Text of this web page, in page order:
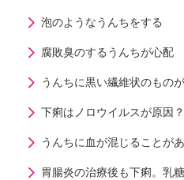
泡のようなうんちをする
腐敗臭のするうんちが心配
うんちに黒い繊維状のもの
下痢はノロウイルスが原因？
うんちに血が混じることが
胃腸炎の治療後も下痢。乳